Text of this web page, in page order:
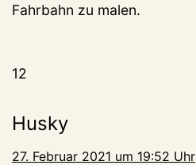
Fahrbahn zu malen.
12
Husky
27. Februar 2021 um 19:52 Uhr